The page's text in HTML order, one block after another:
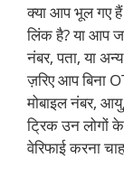
क्या आप भूल गए
लिंक है? या आप
नंबर, पता, या
ज़रिए आप बिना
मोबाइल नंबर,
ट्रिक उन लोगों
वेरिफाई करना